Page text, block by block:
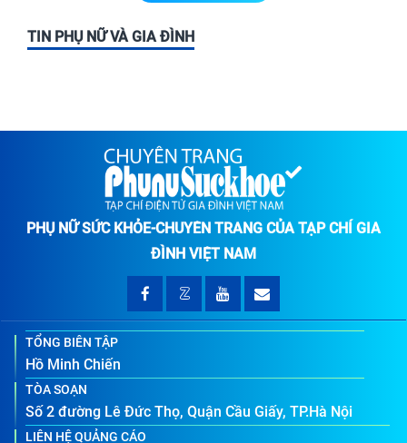
TIN PHỤ NỮ VÀ GIA ĐÌNH
PHỤ NỮ SỨC KHỎE-CHUYÊN TRANG CỦA TẠP CHÍ GIA
ĐÌNH VIỆT NAM
TỔNG BIÊN TẬP
Hồ Minh Chiến
TÒA SOẠN
Số 2 đường Lê Đức Thọ, Quận Cầu Giấy, TP.Hà Nội
LIÊN HỆ QUẢNG CÁO